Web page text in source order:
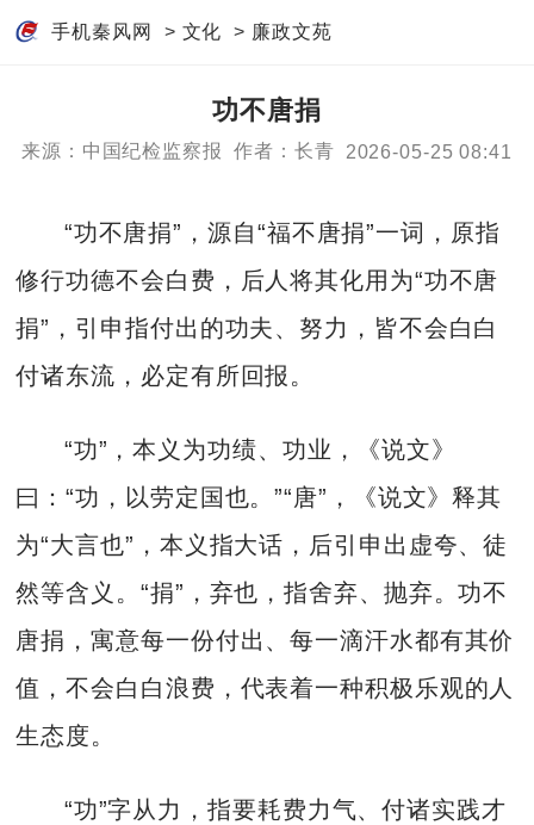
手机秦风网 > 文化 > 廉政文苑
功不唐捐
来源：中国纪检监察报 作者：长青 2026-05-25 08:41
“功不唐捐”，源自“福不唐捐”一词，原指
修行功德不会白费，后人将其化用为“功不唐
捐”，引申指付出的功夫、努力，皆不会白白
付诸东流，必定有所回报。
“功”，本义为功绩、功业，《说文》
曰：“功，以劳定国也。”“唐”，《说文》释其
为“大言也”，本义指大话，后引申出虚夸、徒
然等含义。“捐”，弃也，指舍弃、抛弃。功不
唐捐，寓意每一份付出、每一滴汗水都有其价
值，不会白白浪费，代表着一种积极乐观的人
生态度。
“功”字从力，指要耗费力气、付诸实践才